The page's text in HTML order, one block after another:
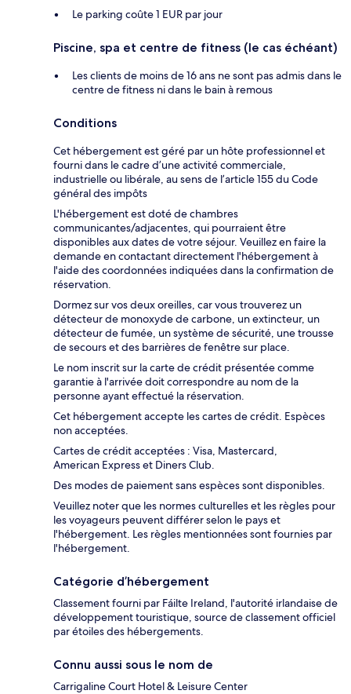
Le parking coûte 1 EUR par jour
Piscine, spa et centre de fitness (le cas échéant)
Les clients de moins de 16 ans ne sont pas admis dans le
centre de fitness ni dans le bain à remous
Conditions
Cet hébergement est géré par un hôte professionnel et
fourni dans le cadre d’une activité commerciale,
industrielle ou libérale, au sens de l’article 155 du Code
général des impôts
L'hébergement est doté de chambres
communicantes/adjacentes, qui pourraient être
disponibles aux dates de votre séjour. Veuillez en faire la
demande en contactant directement l'hébergement à
l'aide des coordonnées indiquées dans la confirmation de
réservation.
Dormez sur vos deux oreilles, car vous trouverez un
détecteur de monoxyde de carbone, un extincteur, un
détecteur de fumée, un système de sécurité, une trousse
de secours et des barrières de fenêtre sur place.
Le nom inscrit sur la carte de crédit présentée comme
garantie à l'arrivée doit correspondre au nom de la
personne ayant effectué la réservation.
Cet hébergement accepte les cartes de crédit. Espèces
non acceptées.
Cartes de crédit acceptées : Visa, Mastercard,
American Express et Diners Club.
Des modes de paiement sans espèces sont disponibles.
Veuillez noter que les normes culturelles et les règles pour
les voyageurs peuvent différer selon le pays et
l'hébergement. Les règles mentionnées sont fournies par
l'hébergement.
Catégorie d’hébergement
Classement fourni par Fáilte Ireland, l'autorité irlandaise de
développement touristique, source de classement officiel
par étoiles des hébergements.
Connu aussi sous le nom de
Carrigaline Court Hotel & Leisure Center